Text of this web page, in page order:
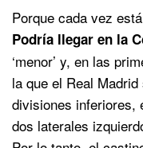
Porque cada vez
Podría llegar en la
‘menor’ y, en las
la que el Real
divisiones inferiores,
dos laterales